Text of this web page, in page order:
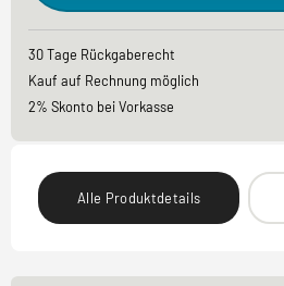
30 Tage Rückgaberecht
Kauf auf Rechnung möglich
2% Skonto bei Vorkasse
Alle Produktdetails